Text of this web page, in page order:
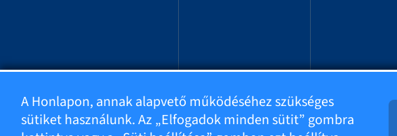
A Honlapon, annak alapvető működéséhez szükséges
sütiket használunk. Az „Elfogadok minden sütit” gombra